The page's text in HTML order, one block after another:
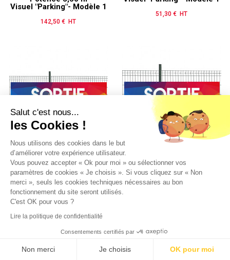
Visuel "Parking"- Modèle 1
Prix
142,50 € HT
Prix
51,30 € HT
Banderole PVC Oeillets
100x400 cm
PLV "Sortie"- Modèle 1
Prix
57,00 € HT
Banderole PVC Oeillets
80x300 cm
PLV "Sortie"- Modèle 1
Salut c'est nous...
les Cookies !
Nous utilisons des cookies dans le but
d’améliorer votre expérience utilisateur.
Vous pouvez accepter « Ok pour moi » ou sélectionner vos
paramètres de cookies « Je choisis ». Si vous cliquez sur « Non
merci », seuls les cookies techniques nécessaires au bon
fonctionnement du site seront utilisés.
C'est OK pour vous ?
Lire la politique de confidentialité
Consentements certifiés par
Non merci Je choisis OK pour moi